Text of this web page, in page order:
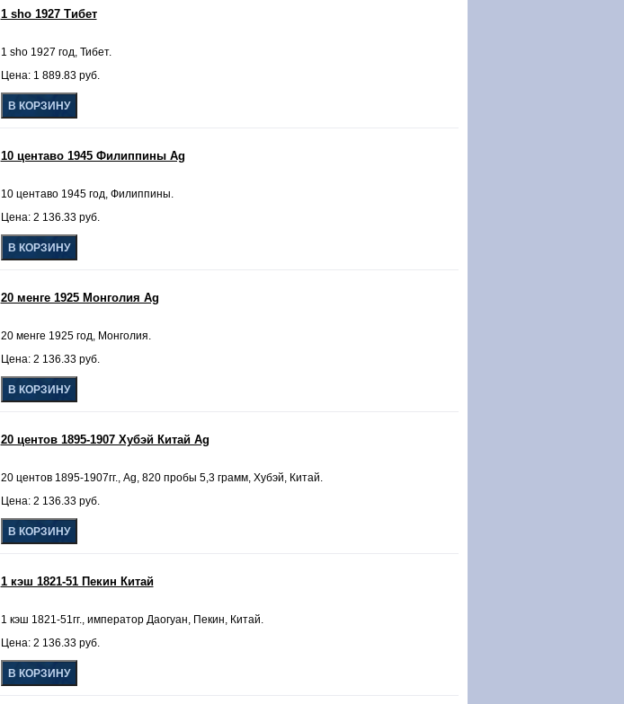
1 sho 1927 Тибет
1 sho 1927 год, Тибет.
Цена: 1 889.83 руб.
10 центаво 1945 Филиппины Ag
10 центаво 1945 год, Филиппины.
Цена: 2 136.33 руб.
20 менге 1925 Монголия Ag
20 менге 1925 год, Монголия.
Цена: 2 136.33 руб.
20 центов 1895-1907 Хубэй Китай Ag
20 центов 1895-1907гг., Ag, 820 пробы 5,3 грамм, Хубэй, Китай.
Цена: 2 136.33 руб.
1 кэш 1821-51 Пекин Китай
1 кэш 1821-51гг., император Даогуан, Пекин, Китай.
Цена: 2 136.33 руб.